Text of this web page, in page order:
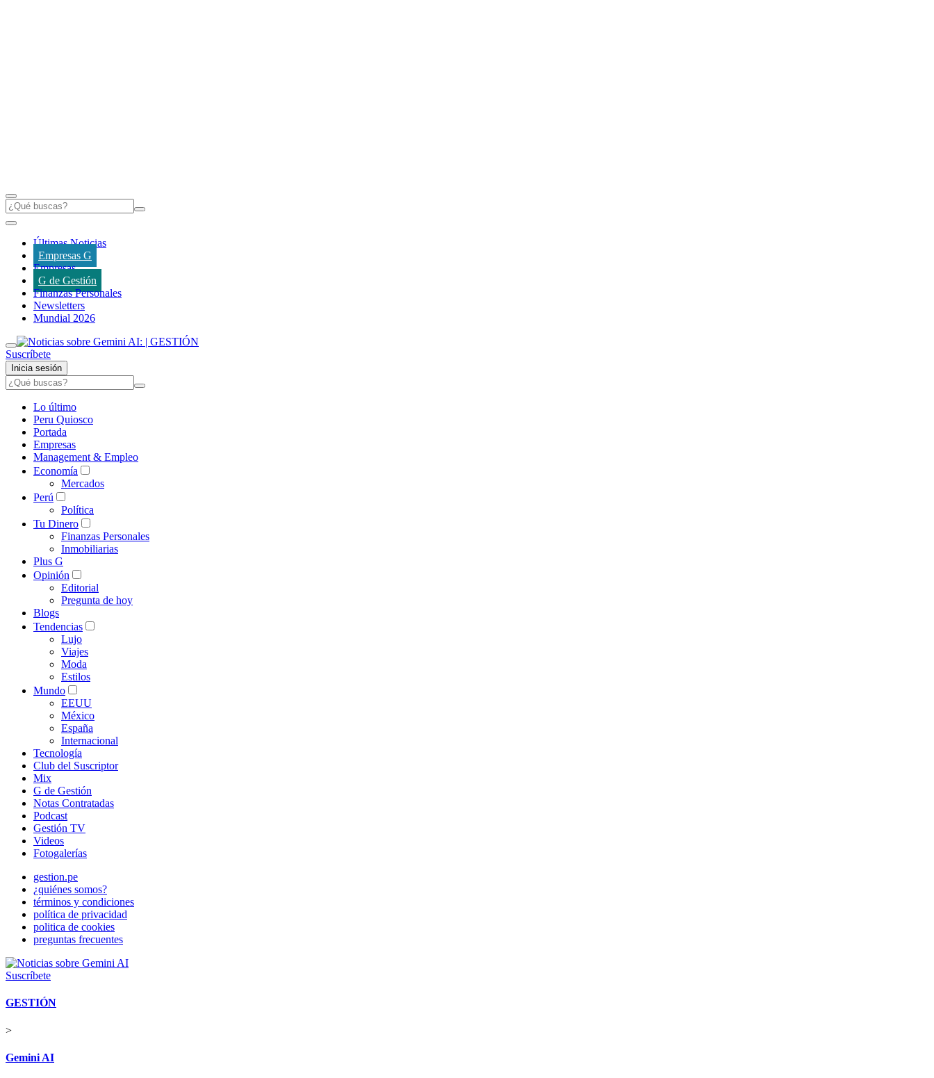
Últimas Noticias
Empresas G
Empresas
G de Gestión
Finanzas Personales
Newsletters
Mundial 2026
Suscríbete
Inicia sesión
Lo último
Peru Quiosco
Portada
Empresas
Management & Empleo
Economía
Mercados
Perú
Política
Tu Dinero
Finanzas Personales
Inmobiliarias
Plus G
Opinión
Editorial
Pregunta de hoy
Blogs
Tendencias
Lujo
Viajes
Moda
Estilos
Mundo
EEUU
México
España
Internacional
Tecnología
Club del Suscriptor
Mix
G de Gestión
Notas Contratadas
Podcast
Gestión TV
Videos
Fotogalerías
gestion.pe
¿quiénes somos?
términos y condiciones
política de privacidad
politica de cookies
preguntas frecuentes
Suscríbete
GESTIÓN
>
Gemini AI